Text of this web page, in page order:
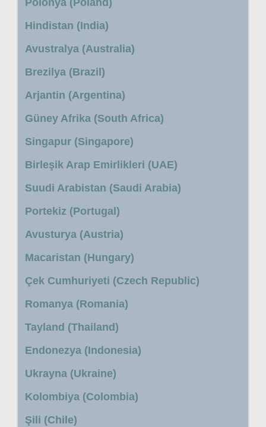
Hindistan (India)
Avustralya (Australia)
Brezilya (Brazil)
Arjantin (Argentina)
Güney Afrika (South Africa)
Singapur (Singapore)
Birleşik Arap Emirlikleri (UAE)
Suudi Arabistan (Saudi Arabia)
Portekiz (Portugal)
Avusturya (Austria)
Macaristan (Hungary)
Çek Cumhuriyeti (Czech Republic)
Romanya (Romania)
Tayland (Thailand)
Endonezya (Indonesia)
Ukrayna (Ukraine)
Kolombiya (Colombia)
Şili (Chile)